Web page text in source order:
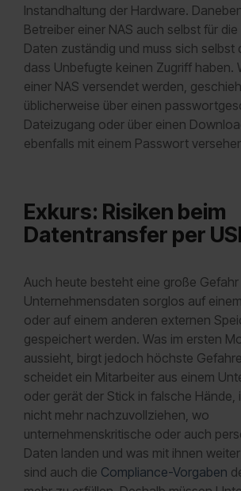
Instandhaltung der Hardware.
Betreiber einer NAS auch selbst für
Daten zuständig und muss sich selbst
dass Unbefugte keinen Zugriff haben.
einer NAS versendet werden,
üblicherweise über einen
Dateizugang oder über einen
ebenfalls mit einem Passwort
Exkurs: Risiken beim
Datentransfer per
Auch heute besteht eine große
Unternehmensdaten sorglos auf
oder auf einem anderen externen
gespeichert werden. Was im ersten
aussieht, birgt jedoch höchste
scheidet ein Mitarbeiter aus einem
oder gerät der Stick in falsche Hände,
nicht mehr nachzuvollziehen, wo
unternehmenskritische oder auch
Daten landen und was mit ihnen
sind auch die Compliance-Vorgaben